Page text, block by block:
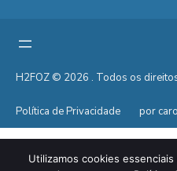
H2FOZ © 2026 . Todos os
Política de Privacidade por
Utilizamos cookies